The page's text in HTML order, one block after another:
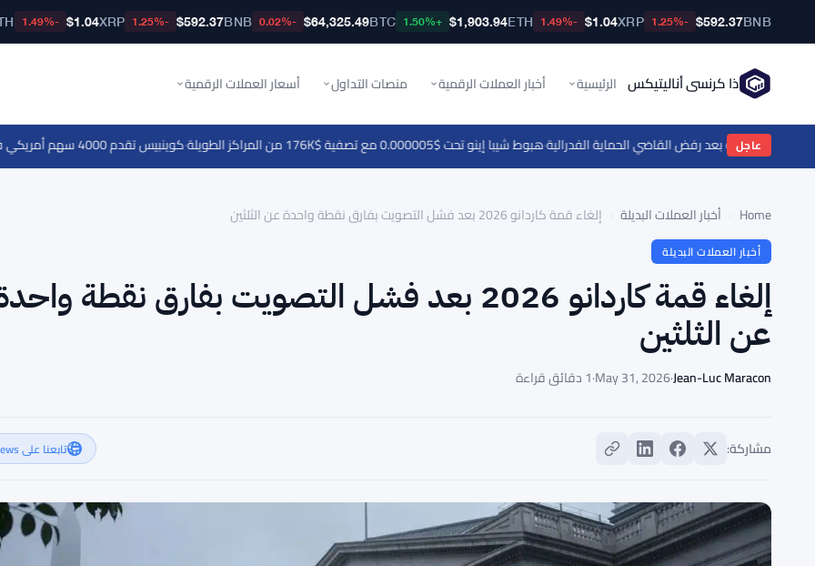
BNB
$592.37
-1.25%
XRP
$1.04
-1.49%
ETH
$1,903.94
+1.50%
BTC
$64,325.49
-0.02%
BNB
$592.37
-1.25%
XRP
$1.04
-1.49%
ذا كرنسي أناليتيكس الرئيسية أخبار العملات الرقمية منصات التداول أسعار العملات الرقمية
عاجل ·هبوط شيبا إينو تحت $0.000005 مع تصفية $176K من المراكز الطويلة ·كوينبيس تقدم 4000 سهم أمريكي في المملكة المتحدة بتداول بدون عمولة على مدار 24/5
Home أخبار العملات البديلة إلغاء قمة كاردانو 2026 بعد فشل التصويت بفارق نقطة واحدة عن الثلثين
أخبار العملات البديلة
إلغاء قمة كاردانو 2026 بعد فشل التصويت بفارق نقطة
عن الثلثين
Jean-Luc Maracon
·
May 31, 2026
·1 دقائق قراءة
مشاركة: تابعنا على Google News